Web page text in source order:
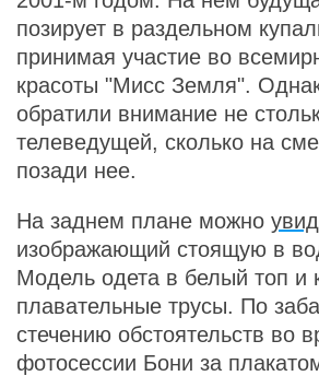
позирует в раздельном
принимая участие во
красоты "Мисс Земля".
обратили внимание не
телеведущей, сколько на
позади нее.
На заднем плане можно
изображающий стоящую в
Модель одета в белый топ и
плавательные трусы. По
стечению обстоятельств во
фотосессии Бони за